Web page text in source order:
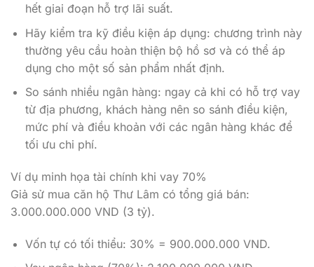
hết giai đoạn hỗ trợ lãi suất.
Hãy kiểm tra kỹ điều kiện áp dụng: chương trình này
thường yêu cầu hoàn thiện bộ hồ sơ và có thể áp
dụng cho một số sản phẩm nhất định.
So sánh nhiều ngân hàng: ngay cả khi có hỗ trợ vay
từ địa phương, khách hàng nên so sánh điều kiện,
mức phí và điều khoản với các ngân hàng khác để
tối ưu chi phí.
Ví dụ minh họa tài chính khi vay 70%
Giả sử mua căn hộ Thư Lâm có tổng giá bán:
3.000.000.000 VND (3 tỷ).
Vốn tự có tối thiểu: 30% = 900.000.000 VND.